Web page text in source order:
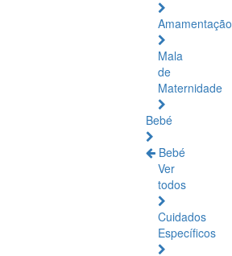
Amamentação
Mala
de
Maternidade
Bebé
Bebé
Ver
todos
Cuidados
Específicos